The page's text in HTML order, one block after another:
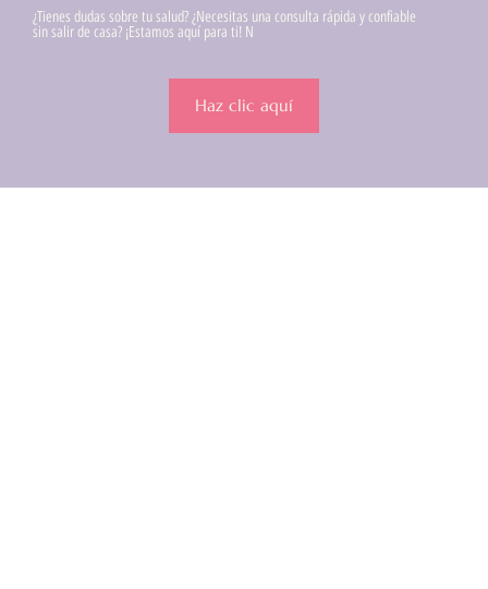
¿Tienes dudas sobre tu salud? ¿Necesitas una consulta rápida y confiable
sin salir de casa? ¡Estamos aquí para ti! N
Haz clic aquí